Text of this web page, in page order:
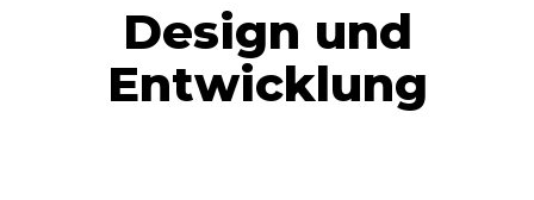
Design und
Entwicklung